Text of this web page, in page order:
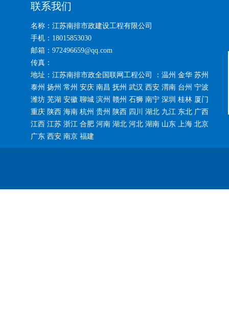
联系我们
名称：江苏南排市政建设工程有限公司
手机：18015853030
邮箱：972496659@qq.com
传真：
地址：江苏南排市政全国联网工程公司 ：温州 金华 苏州
泰州 扬州 常州 安庆 南昌 抚州 武汉 西安 渭南 台州 宁波
潍坊 芜湖 安徽 聊城 滨州 赣州 石狮 南宁 深圳 桂林 厦门
重庆 陕西 海南 杭州 贵州 陕西 四川 湖北 九江 东北 广西
江西 江苏 浙江 合肥 河南 湖北 河北 湖南 山东 上海 北京
广东 西安 南京 福建